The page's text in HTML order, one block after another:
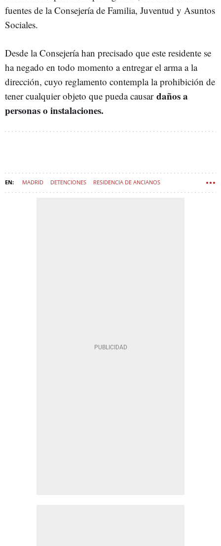
fuentes de la Consejería de Familia, Juventud y Asuntos
Sociales.
Desde la Consejería han precisado que este residente se
ha negado en todo momento a entregar el arma a la
dirección, cuyo reglamento contempla la prohibición de
tener cualquier objeto que pueda causar daños a
personas o instalaciones.
MADRID DETENCIONES RESIDENCIA DE ANCIANOS